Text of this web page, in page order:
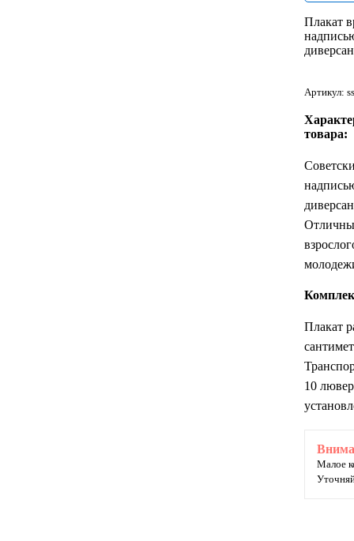
Плакат
Артикул:
товара:
Плакат
10
Малое